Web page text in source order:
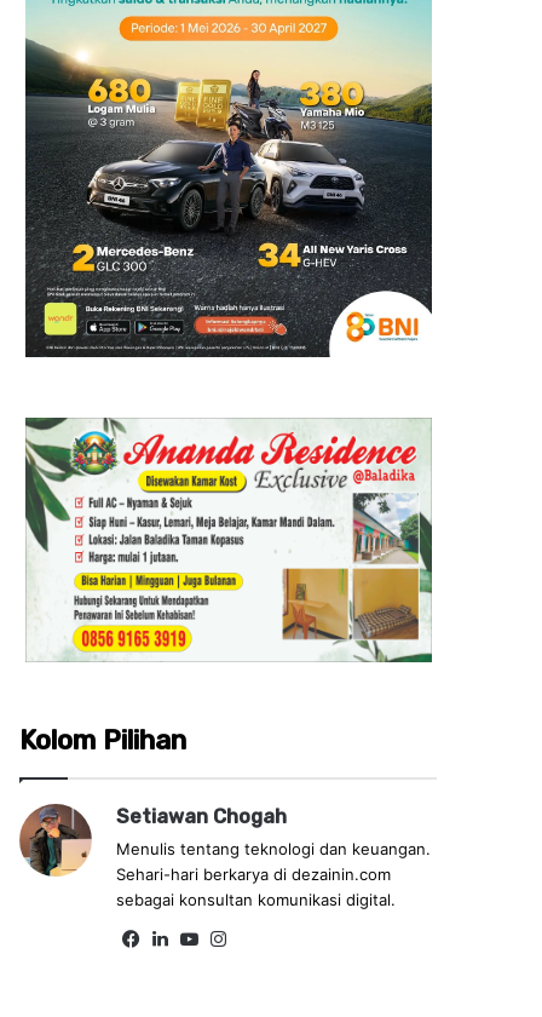
Kolom Pilihan
Setiawan Chogah
Menulis tentang teknologi dan keuangan.
Sehari-hari berkarya di dezainin.com
sebagai konsultan komunikasi digital.
Fa Lin Yo